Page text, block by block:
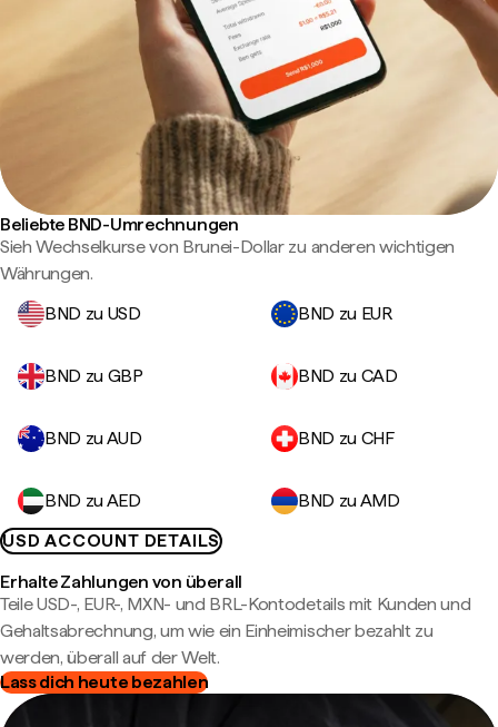
Beliebte BND-Umrechnungen
Sieh Wechselkurse von Brunei-Dollar zu anderen wichtigen
Währungen.
BND zu USD
BND zu EUR
BND zu GBP BND zu CAD
BND zu AUD BND zu CHF
BND zu AED
BND zu AMD
USD ACCOUNT DETAILS
Erhalte Zahlungen von überall
Teile USD-, EUR-, MXN- und BRL-Kontodetails mit Kunden und
Gehaltsabrechnung, um wie ein Einheimischer bezahlt zu
werden, überall auf der Welt.
Lass dich heute bezahlen